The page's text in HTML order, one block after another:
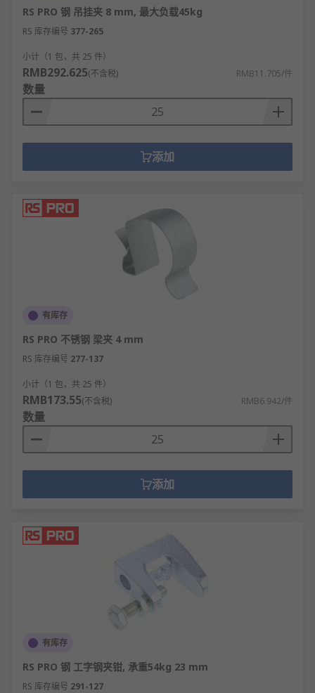
RS PRO 钢 吊挂夹 8 mm, 最大负载45kg
RS 库存编号 377-265
小计（1 包，共 25 件）
RMB292.625(不含税) RMB11.705/件
数量
添加
有库存
RS PRO 不锈钢 梁夹 4 mm
RS 库存编号 277-137
小计（1 包，共 25 件）
RMB173.55(不含税) RMB6.942/件
数量
添加
有库存
RS PRO 钢 工字钢夹钳, 承重54kg 23 mm
RS 库存编号 291-127